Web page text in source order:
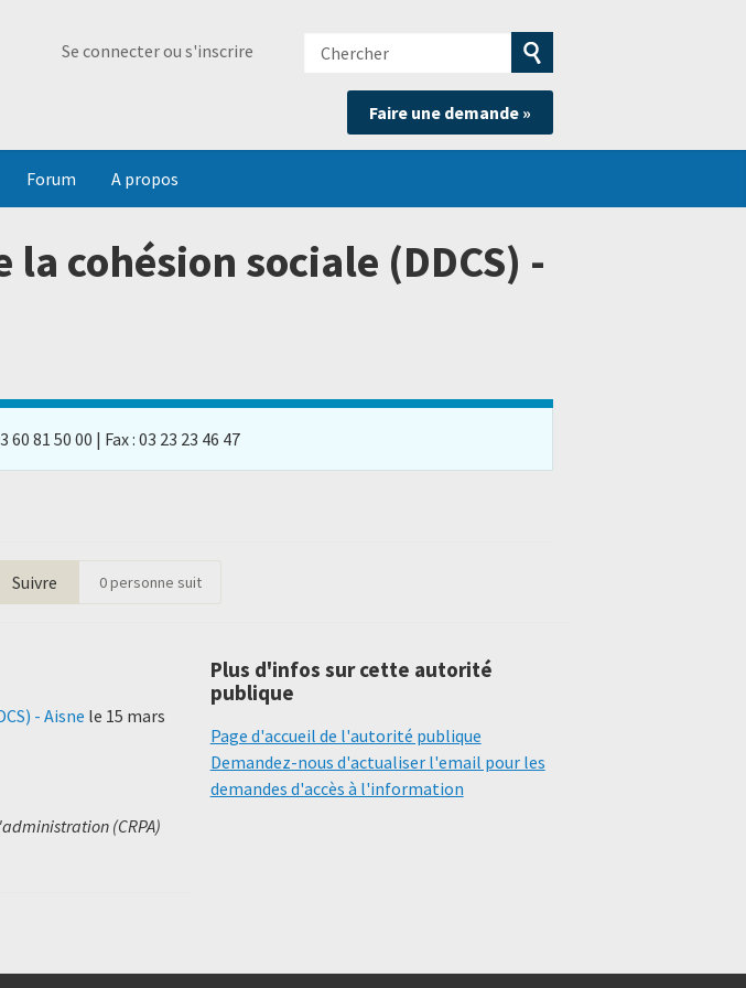
Se connecter ou s'inscrire
Chercher
Soumettre
la
recherche
Faire une demande »
Forum A propos
cohésion sociale (DDCS) -
81 50 00 | Fax : 03 23 23 46 47
Suivre 0personne suit
- Aisne le 15 mars
(CRPA)
Plus d'infos sur cette autorité
publique
Page d'accueil de l'autorité publique
Demandez-nous d'actualiser l'email pour les
demandes d'accès à l'information